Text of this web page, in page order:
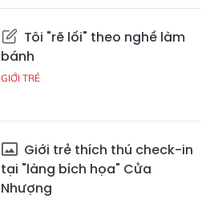
Tôi "rẽ lối" theo nghề làm
bánh
GIỚI TRẺ
Giới trẻ thích thú check-in
tại "làng bích họa" Cửa
Nhượng